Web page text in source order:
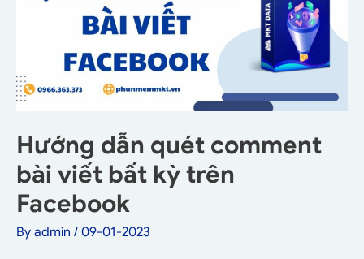
Hướng dẫn quét comment
bài viết bất kỳ trên
Facebook
By admin / 09-01-2023